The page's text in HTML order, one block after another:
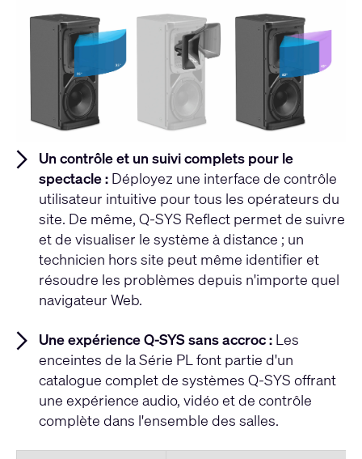
Un contrôle et un suivi complets pour le
spectacle : Déployez une interface de contrôle
utilisateur intuitive pour tous les opérateurs du
site. De même, Q-SYS Reflect permet de suivre
et de visualiser le système à distance ; un
technicien hors site peut même identifier et
résoudre les problèmes depuis n'importe quel
navigateur Web.
Une expérience Q-SYS sans accroc : Les
enceintes de la Série PL font partie d'un
catalogue complet de systèmes Q-SYS offrant
une expérience audio, vidéo et de contrôle
complète dans l'ensemble des salles.